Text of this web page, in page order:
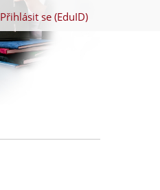
Přihlásit se (EduID)